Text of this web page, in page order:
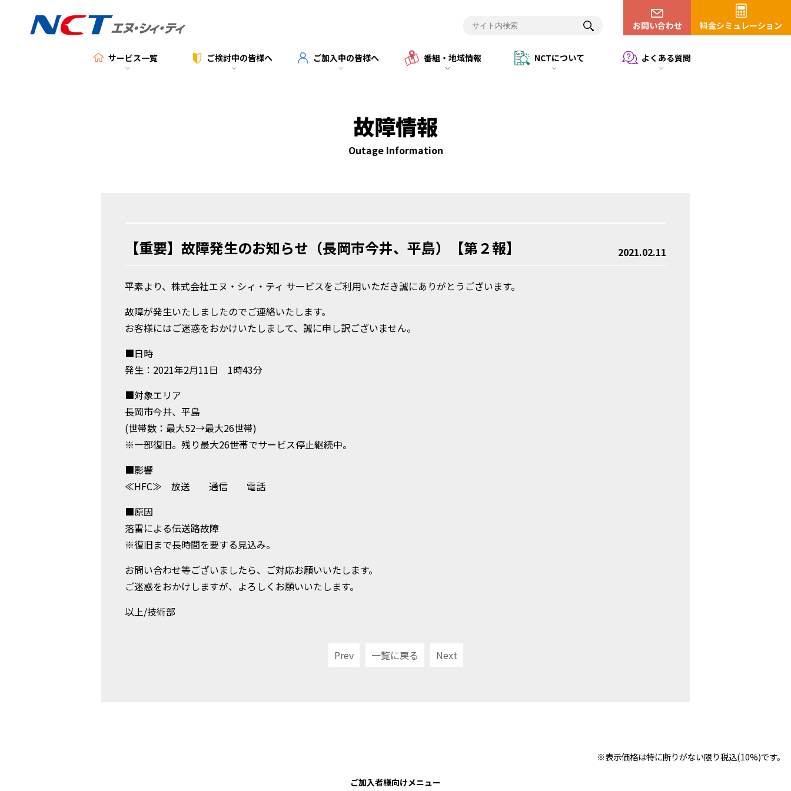
お問い合わせ 料金シミュレーション
サービス一覧 ご検討中の皆様へ ご加入中の皆様へ 番組・地域情報 NCTについて よくある質問
故障情報
Outage Information
【重要】故障発生のお知らせ（長岡市今井、平島）【第２報】 2021.02.11
平素より、株式会社エヌ・シィ・ティ サービスをご利用いただき誠にありがとうございます。
故障が発生いたしましたのでご連絡いたします。
お客様にはご迷惑をおかけいたしまして、誠に申し訳ございません。
■日時
発生：2021年2月11日 1時43分
■対象エリア
長岡市今井、平島
(世帯数：最大52→最大26世帯)
※一部復旧。残り最大26世帯でサービス停止継続中。
■影響
≪HFC≫ 放送 通信 電話
■原因
落雷による伝送路故障
※復旧まで長時間を要する見込み。
お問い合わせ等ございましたら、ご対応お願いいたします。
ご迷惑をおかけしますが、よろしくお願いいたします。
以上/技術部
Prev 一覧に戻る Next
※表示価格は特に断りがない限り税込(10%)です。
ご加入者様向けメニュー